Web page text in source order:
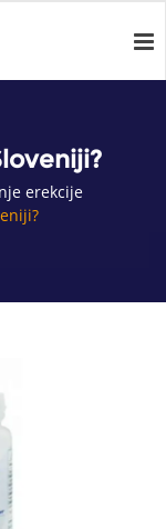
erekcije